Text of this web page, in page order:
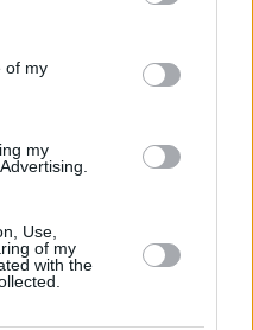
its third-party tags to
purposes in below Google
of my
my
Use,
of my
with the